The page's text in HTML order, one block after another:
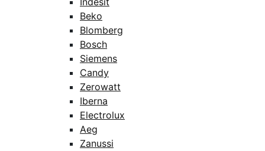
Beko
Blomberg
Bosch
Siemens
Candy
Zerowatt
Iberna
Electrolux
Aeg
Zanussi